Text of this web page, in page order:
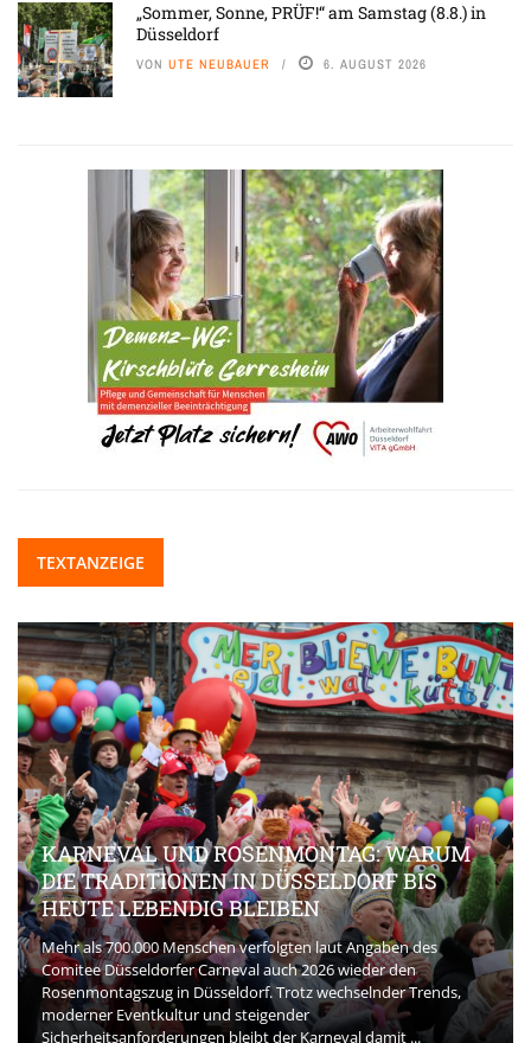
„Sommer, Sonne, PRÜF!“ am Samstag (8.8.) in
Düsseldorf
VON UTE NEUBAUER 6. AUGUST 2026
TEXTANZEIGE
KARNEVAL UND ROSENMONTAG: WARUM
DIE TRADITIONEN IN DÜSSELDORF BIS
HEUTE LEBENDIG BLEIBEN
Mehr als 700.000 Menschen verfolgten laut Angaben des
Comitee Düsseldorfer Carneval auch 2026 wieder den
Rosenmontagszug in Düsseldorf. Trotz wechselnder Trends,
moderner Eventkultur und steigender
Sicherheitsanforderungen bleibt der Karneval damit ...